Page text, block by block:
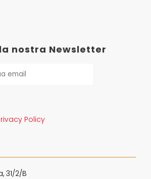
nostra Newsletter
Policy
31/2/B